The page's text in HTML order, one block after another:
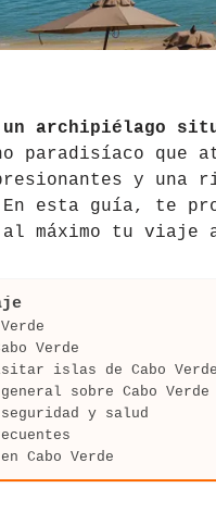
un archipiélago
paradisíaco que
y una
esta guía, te
máximo tu viaje a
Verde
islas de Cabo Verde
sobre Cabo Verde
y salud
Cabo Verde